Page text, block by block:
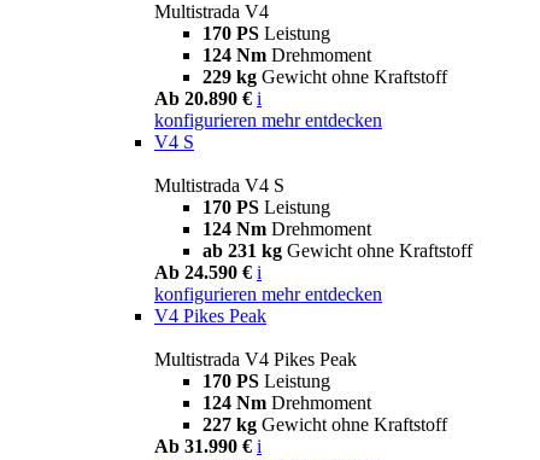
Multistrada V4
170 PS Leistung
124 Nm Drehmoment
229 kg Gewicht ohne Kraftstoff
Ab 20.890 € i
konfigurieren mehr entdecken
V4 S
Multistrada V4 S
170 PS Leistung
124 Nm Drehmoment
ab 231 kg Gewicht ohne Kraftstoff
Ab 24.590 € i
konfigurieren mehr entdecken
V4 Pikes Peak
Multistrada V4 Pikes Peak
170 PS Leistung
124 Nm Drehmoment
227 kg Gewicht ohne Kraftstoff
Ab 31.990 € i